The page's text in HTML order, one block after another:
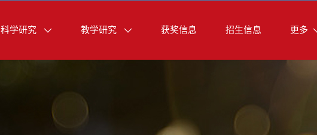
科学研究 教学研究 获奖信息 招生信息 更多